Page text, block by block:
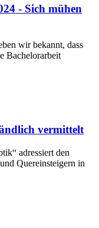
- Sich mühen
wir bekannt, dass
Bachelorarbeit
vermittelt
adressiert den
Quereinsteigern in